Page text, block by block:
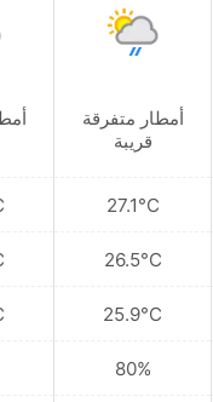
أمطار متفرقة
قريبة
27.1°C
26.5°C
25.9°C
80%